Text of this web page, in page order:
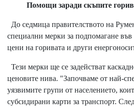
Помощи заради скъпите
До седмица правителството на
специални мерки за подпомагане във
цени на горивата и други
Тези мерки ще се задействат
ценовите нива. "Започваме от най-
уязвимите групи от населението,
субсидирани карти за транспорт.